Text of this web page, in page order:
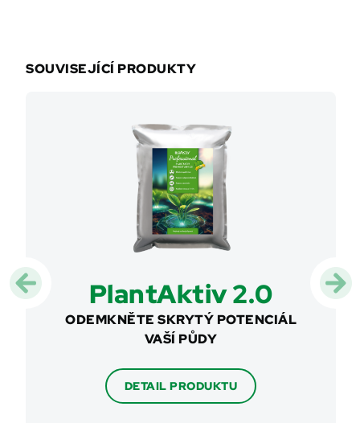
SOUVISEJÍCÍ PRODUKTY
PlantAktiv 2.0
ODEMKNĚTE SKRYTÝ POTENCIÁL
VAŠÍ PŮDY
DETAIL PRODUKTU